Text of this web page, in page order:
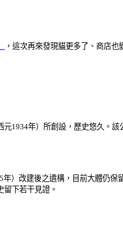
，這次再來發現貓更多了、商店
1934年）所創設，歷史悠久。
年）改建後之遺構，目前大體
下若干見證。